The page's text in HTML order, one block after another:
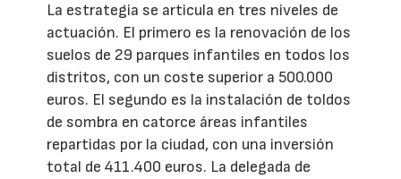
La estrategia se articula en tres niveles de
actuación. El primero es la renovación de los
suelos de 29 parques infantiles en todos los
distritos, con un coste superior a 500.000
euros. El segundo es la instalación de toldos
de sombra en catorce áreas infantiles
repartidas por la ciudad, con una inversión
total de 411.400 euros. La delegada de